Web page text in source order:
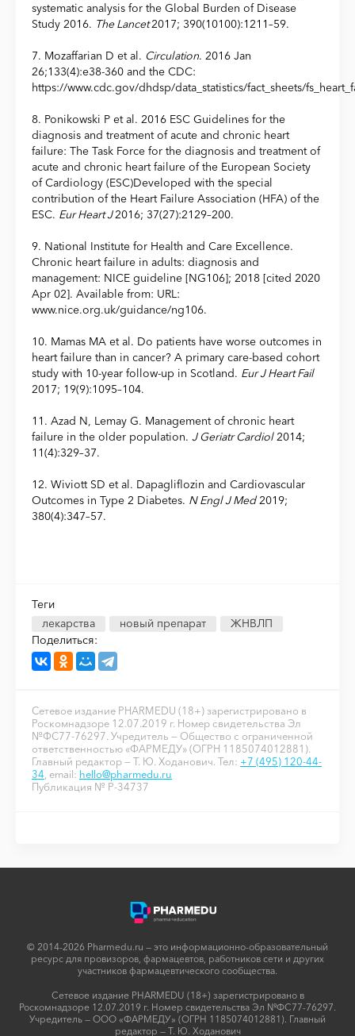
systematic analysis for the Global Burden of Disease
Study 2016. The Lancet2017; 390(10100):1211–59.
7. Mozaffarian D et al. Circulation. 2016 Jan
26;133(4):e38-360 and the CDC:
https://www.cdc.gov/dhdsp/data_statistics/fact_sheets/
8. Ponikowski P et al. 2016 ESC Guidelines for the
diagnosis and treatment of acute and chronic heart
failure: The Task Force for the diagnosis and treatment of
acute and chronic heart failure of the European Society
of Cardiology (ESC)Developed with the special
contribution of the Heart Failure Association (HFA) of the
ESC. Eur Heart J2016; 37(27):2129–200.
9. National Institute for Health and Care Excellence.
Chronic heart failure in adults: diagnosis and
management: NICE guideline [NG106]; 2018 [cited 2020
Apr 02]. Available from: URL:
www.nice.org.uk/guidance/ng106.
10. Mamas MA et al. Do patients have worse outcomes in
heart failure than in cancer? A primary care-based cohort
study with 10-year follow-up in Scotland. Eur J Heart Fail
2017; 19(9):1095–104.
11. Azad N, Lemay G. Management of chronic heart
failure in the older population. J Geriatr Cardiol2014;
11(4):329–37.
12. Wiviott SD et al. Dapagliflozin and Cardiovascular
Outcomes in Type 2 Diabetes. N EnglJ Med2019;
380(4):347–57.
Теги
лекарства
новый препарат
ЖНВЛП
Поделиться:
Сетевое издание PHARMEDU (18+) зарегистрировано в
Роскомнадзоре 12.07.2019 г. Номер свидетельства Эл
№ФС77-76297. Учредитель — Общество с ограниченной
ответственностью «ФАРМЕДУ» (ОГРН 1185074012881).
Главный редактор — Т. Ю. Ходанович. Тел: +7 (495) 120-44-
34 , email: hello@pharmedu.ru
Публикация № P-34737
© 2014-2026 Pharmedu.ru — это информационно-образовательный
ресурс для провизоров, фармацевтов, работников сети и других
участников фармацевтического сообщества.
Сетевое издание PHARMEDU (18+) зарегистрировано в
Роскомнадзоре 12.07.2019 г. Номер свидетельства Эл №ФС77-76297.
Учредитель — ООО «ФАРМЕДУ» (ОГРН 1185074012881). Главный
редактор — Т. Ю. Ходанович